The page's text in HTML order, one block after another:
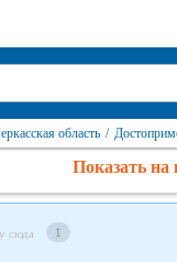
область /
Показать на
сюда 1